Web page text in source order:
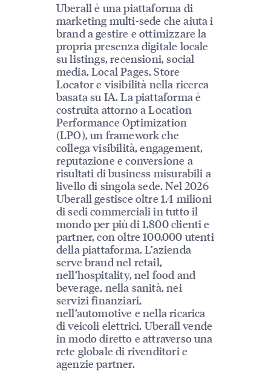
Uberall è una piattaforma di
marketing multi-sede che aiuta i
brand a gestire e ottimizzare la
propria presenza digitale locale
su listings, recensioni, social
media, Local Pages, Store
Locator e visibilità nella ricerca
basata su IA. La piattaforma è
costruita attorno a Location
Performance Optimization
(LPO), un framework che
collega visibilità, engagement,
reputazione e conversione a
risultati di business misurabili a
livello di singola sede. Nel 2026
Uberall gestisce oltre 1,4 milioni
di sedi commerciali in tutto il
mondo per più di 1.800 clienti e
partner, con oltre 100.000 utenti
della piattaforma. L’azienda
serve brand nel retail,
nell’hospitality, nel food and
beverage, nella sanità, nei
servizi finanziari,
nell’automotive e nella ricarica
di veicoli elettrici. Uberall vende
in modo diretto e attraverso una
rete globale di rivenditori e
agenzie partner.